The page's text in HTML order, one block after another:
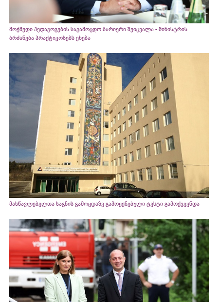
მოქმედი პედაგოგების საგამოცდო ბარიერი შეიცვალა - მინისტრის
ბრძანება პრაქტიკოსებს ეხება
მასწავლებელთა საგნის გამოცდაზე გამოყენებული ტესტი გამოქვეყნდა